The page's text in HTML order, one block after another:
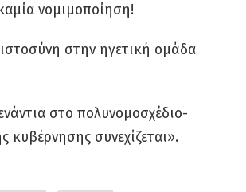
νομιμοποίηση!
στην ηγετική ομάδα
στο πολυνομοσχέδιο-
κυβέρνησης συνεχίζεται».